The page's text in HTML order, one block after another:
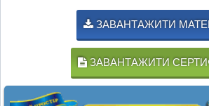
ЗАВАНТАЖИТИ
ЗАВАНТАЖИТИ